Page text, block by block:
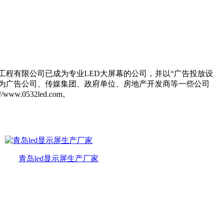
有限公司已成为专业LED大屏幕的公司，并以“广告投放设
告公司、传媒集团、政府单位、房地产开发商等一些公司
。
青岛led显示屏生产厂家